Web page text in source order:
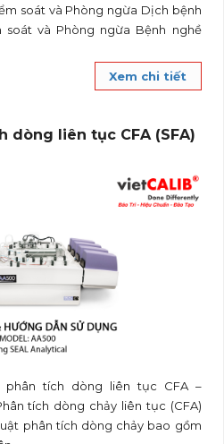
soát và Phòng ngừa Dịch bệnh
soát và Phòng ngừa Bệnh nghề
Xem chi tiết
dòng liên tục CFA (SFA)
phân tích dòng liên tục CFA –
tích dòng chảy liên tục (CFA)
phân tích dòng chảy bao gồm